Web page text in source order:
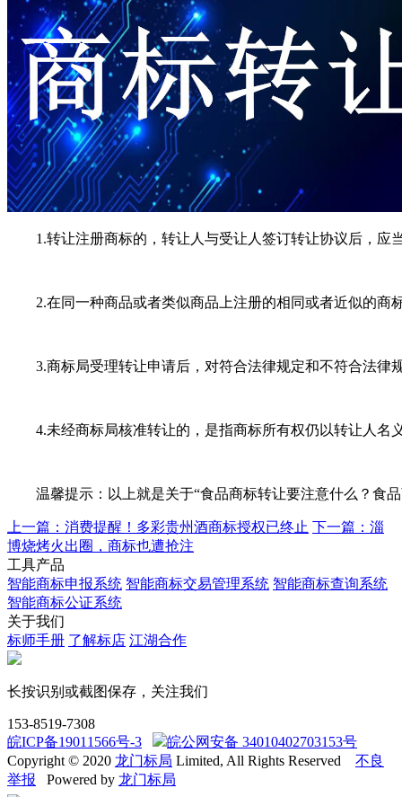
1.转让注册商标的，转让人与受让人签订转让协议后，应
2.在同一种商品或者类似商品上注册的相同或者近似的商
3.商标局受理转让申请后，对符合法律规定和不符合法律
4.未经商标局核准转让的，是指商标所有权仍以转让人名义
温馨提示：以上就是关于“食品商标转让要注意什么？食品
上一篇：消费提醒！多彩贵州酒商标授权已终止 下一篇：淄
博烧烤火出圈，商标也遭抢注
工具产品
智能商标申报系统 智能商标交易管理系统 智能商标查询系统
智能商标公证系统
关于我们
标师手册 了解标店 江湖合作
长按识别或截图保存，关注我们
153-8519-7308
皖ICP备19011566号-3
皖公网安备 34010402703153号
Copyright © 2020 龙门标局 Limited, All Rights Reserved 不良
举报 Powered by 龙门标局